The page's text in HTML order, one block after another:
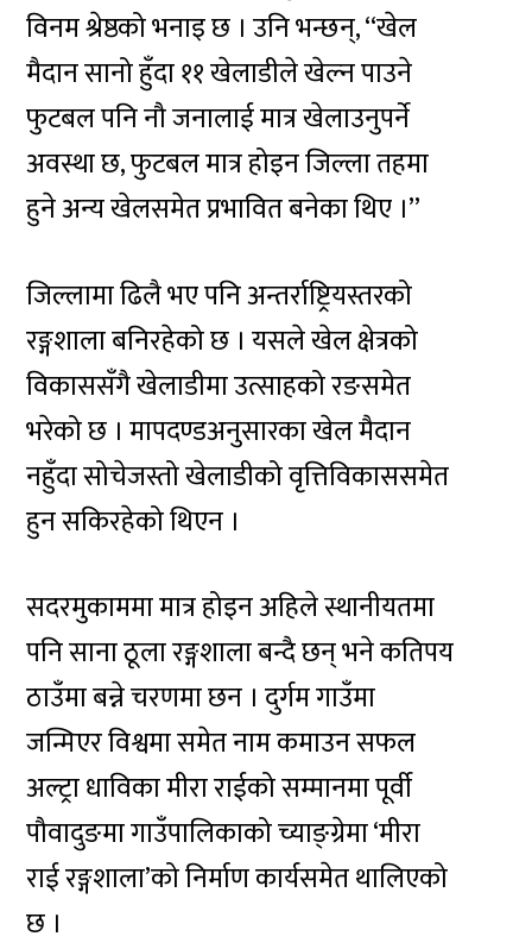
विनम श्रेष्ठको भनाइ छ । उनि भन्छन्, “खेल
मैदान सानो हुँदा ११ खेलाडीले खेल्न पाउने
फुटबल पनि नौ जनालाई मात्र खेलाउनुपर्ने
अवस्था छ, फुटबल मात्र होइन जिल्ला तहमा
हुने अन्य खेलसमेत प्रभावित बनेका थिए ।”
जिल्लामा ढिलै भए पनि अन्तर्राष्ट्रियस्तरको
रङ्गशाला बनिरहेको छ । यसले खेल क्षेत्रको
विकाससँगै खेलाडीमा उत्साहको रङसमेत
भरेको छ । मापदण्डअनुसारका खेल मैदान
नहुँदा सोचेजस्तो खेलाडीको वृत्तिविकाससमेत
हुन सकिरहेको थिएन ।
सदरमुकाममा मात्र होइन अहिले स्थानीयतमा
पनि साना ठूला रङ्गशाला बन्दै छन् भने कतिपय
ठाउँमा बन्ने चरणमा छन । दुर्गम गाउँमा
जन्मिएर विश्वमा समेत नाम कमाउन सफल
अल्ट्रा धाविका मीरा राईको सम्मानमा पूर्वी
पौवादुङमा गाउँपालिकाको च्याङ्ग्रेमा ‘मीरा
राई रङ्गशाला’को निर्माण कार्यसमेत थालिएको
छ ।